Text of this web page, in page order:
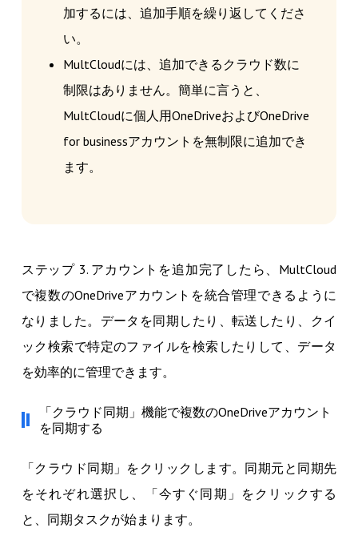
加するには、追加手順を繰り返してくださ
い。
MultCloudには、追加できるクラウド数に
制限はありません。簡単に言うと、
MultCloudに個人用OneDriveおよびOneDrive
for businessアカウントを無制限に追加でき
ます。
ステップ 3. アカウントを追加完了したら、MultCloud
で複数のOneDriveアカウントを統合管理できるように
なりました。データを同期したり、転送したり、クイ
ック検索で特定のファイルを検索したりして、データ
を効率的に管理できます。
「クラウド同期」機能で複数のOneDriveアカウント
を同期する
「クラウド同期」をクリックします。同期元と同期先
をそれぞれ選択し、「今すぐ同期」をクリックする
と、同期タスクが始まります。